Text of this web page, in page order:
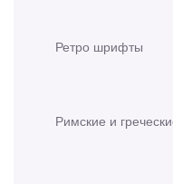
Ретро шрифты
Римские и